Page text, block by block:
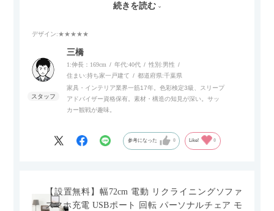
また、補助テーブルとして使用可能なスライドテーブルや収納
内部にもプリンターなどが置けるスライド棚板がついているの
でテレビ台以外にもオフィスなどでの収納家具やリビングでの
サイドボードとして多目的な用途に対応しています。
また、扉は横方向へのスライド式となっているので開閉時のス
ペースを最小限に抑えられ、省スペースでご利用いただけるの
続きを読む
デザイン:★★★★★
三橋
1:伸長：169cm 年代:40代 性別:男性
住まい:持ち家一戸建て 都道府県:千葉県
家具・インテリア業界一筋17年。色彩検定3級、スリープ
アドバイザー資格保有。素材・構造の知見が深い。サッ
カー観戦が趣味。
参考になった 0 Like! 0
【設置無料】幅72cm 電動 リクライニングソファ
スマホ充電 USBポート 回転 パーソナルチェア モ